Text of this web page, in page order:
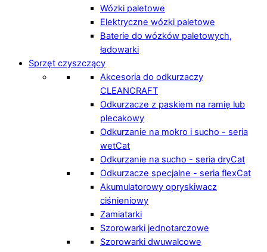
Wózki paletowe
Elektryczne wózki paletowe
Baterie do wózków paletowych,
ładowarki
Sprzęt czyszczący
Akcesoria do odkurzaczy
CLEANCRAFT
Odkurzacze z paskiem na ramię lub
plecakowy
Odkurzanie na mokro i sucho - seria
wetCat
Odkurzanie na sucho - seria dryCat
Odkurzacze specjalne - seria flexCat
Akumulatorowy opryskiwacz
ciśnieniowy
Zamiatarki
Szorowarki jednotarczowe
Szorowarki dwuwalcowe